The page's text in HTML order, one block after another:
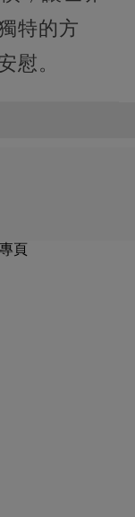
特的方
慰。
頁